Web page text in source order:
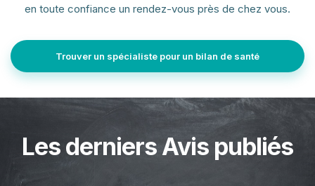
en toute confiance un rendez-vous près de chez vous.
Trouver un spécialiste pour un bilan de santé
Les derniers Avis publiés